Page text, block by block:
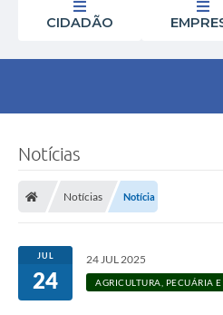
CIDADÃO
Notícias
Notícias Notícia
JUL
24
24 JUL 2025
AGRICULTURA, PECUÁRIA